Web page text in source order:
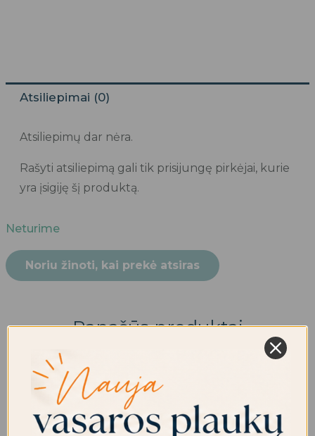
Atsiliepimai (0)
Atsiliepimų dar nėra.
Rašyti atsiliepimą gali tik prisijungę pirkėjai, kurie
yra įsigiję šį produktą.
Neturime
Noriu žinoti, kai prekė atsiras
Panašūs produktai